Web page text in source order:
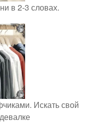
в 2-3 словах.
Искать свой